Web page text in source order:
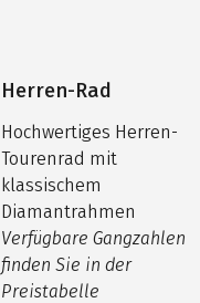
Herren-Rad
Hochwertiges Herren-
Tourenrad mit
klassischem
Diamantrahmen
Verfügbare Gangzahlen
finden Sie in der
Preistabelle